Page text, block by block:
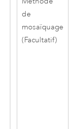
de
mosaïquage
(Facultatif)